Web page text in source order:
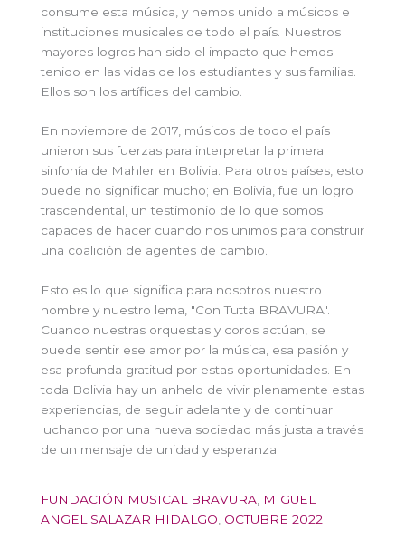
consume esta música, y hemos unido a músicos e
instituciones musicales de todo el país. Nuestros
mayores logros han sido el impacto que hemos
tenido en las vidas de los estudiantes y sus familias.
Ellos son los artífices del cambio.
En noviembre de 2017, músicos de todo el país
unieron sus fuerzas para interpretar la primera
sinfonía de Mahler en Bolivia. Para otros países, esto
puede no significar mucho; en Bolivia, fue un logro
trascendental, un testimonio de lo que somos
capaces de hacer cuando nos unimos para construir
una coalición de agentes de cambio.
Esto es lo que significa para nosotros nuestro
nombre y nuestro lema, "Con Tutta BRAVURA".
Cuando nuestras orquestas y coros actúan, se
puede sentir ese amor por la música, esa pasión y
esa profunda gratitud por estas oportunidades. En
toda Bolivia hay un anhelo de vivir plenamente estas
experiencias, de seguir adelante y de continuar
luchando por una nueva sociedad más justa a través
de un mensaje de unidad y esperanza.
FUNDACIÓN MUSICAL BRAVURA
MIGUEL
ANGEL SALAZAR HIDALGO OCTUBRE 2022